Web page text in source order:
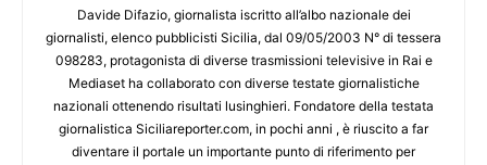
Davide Difazio, giornalista iscritto all’albo nazionale dei
giornalisti, elenco pubblicisti Sicilia, dal 09/05/2003 N° di tessera
098283, protagonista di diverse trasmissioni televisive in Rai e
Mediaset ha collaborato con diverse testate giornalistiche
nazionali ottenendo risultati lusinghieri. Fondatore della testata
giornalistica Siciliareporter.com, in pochi anni , è riuscito a far
diventare il portale un importante punto di riferimento per